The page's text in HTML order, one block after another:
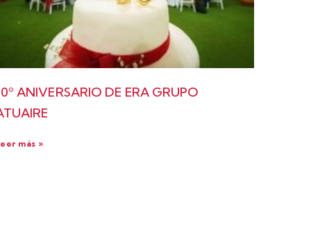
ANIVERSARIO DE ERA GRUPO
más »